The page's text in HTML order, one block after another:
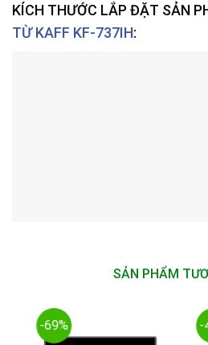
KÍCH THƯỚC LẮP ĐẶT SẢN
TỪ KAFF KF-737IH:
SẢN PHẨM
-69% -